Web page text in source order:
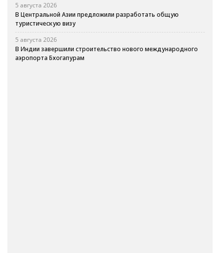
5 августа 2026
В Центральной Азии предложили разработать общую
туристическую визу
5 августа 2026
В Индии завершили строительство нового международного
аэропорта Бхогапурам